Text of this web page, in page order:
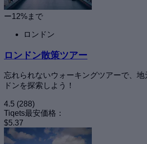
ー12%まで
ロンドン
ロンドン散策ツアー
忘れられないウォーキングツアーで、
ドンを探索しよう！
4.5 (288)
Tiqets最安価格：
$5.37